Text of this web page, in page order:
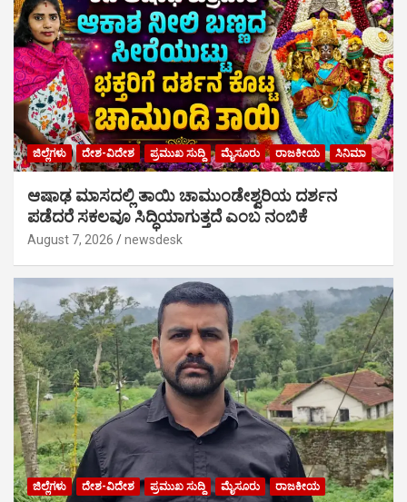
ಜಿಲ್ಲೆಗಳು ದೇಶ-ವಿದೇಶ ಪ್ರಮುಖ ಸುದ್ದಿ ಮೈಸೂರು ರಾಜಕೀಯ ಸಿನಿಮಾ
ಆಷಾಢ ಮಾಸದಲ್ಲಿ ತಾಯಿ ಚಾಮುಂಡೇಶ್ವರಿಯ ದರ್ಶನ
ಪಡೆದರೆ ಸಕಲವೂ ಸಿದ್ಧಿಯಾಗುತ್ತದೆ ಎಂಬ ನಂಬಿಕೆ
August 7, 2026 newsdesk
ಜಿಲ್ಲೆಗಳು ದೇಶ-ವಿದೇಶ ಪ್ರಮುಖ ಸುದ್ದಿ ಮೈಸೂರು ರಾಜಕೀಯ